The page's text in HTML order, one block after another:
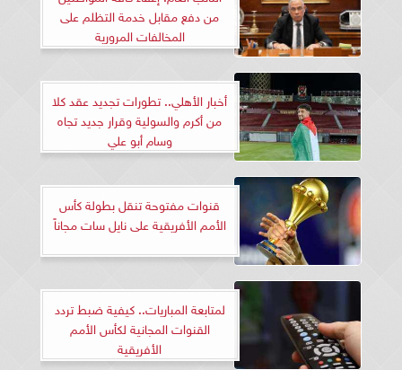
من دفع مقابل خدمة التظلم على
المخالفات المرورية
أخبار الأهلي.. تطورات تجديد عقد كلا
من أكرم والسولية وقرار جديد تجاه
وسام أبو علي
قنوات مفتوحة تنقل بطولة كأس
الأمم الأفريقية على نايل سات مجاناً
لمتابعة المباريات.. كيفية ضبط تردد
القنوات المجانية لكأس الأمم
الأفريقية